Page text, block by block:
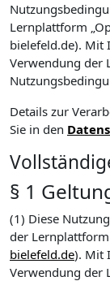
Lernplattform
bielefeld.de). Mit
Verwendung der
Details zur
Sie in den
§ 1
(1) Diese
der Lernplattform
bielefeld.de). Mit
Verwendung der